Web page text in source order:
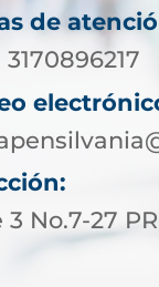
de
3170896217
3 No.7-27